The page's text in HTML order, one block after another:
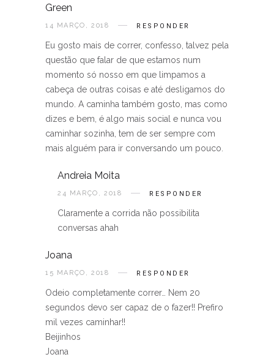
Green
14 MARÇO, 2018 RESPONDER
Eu gosto mais de correr, confesso, talvez pela
questão que falar de que estamos num
momento só nosso em que limpamos a
cabeça de outras coisas e até desligamos do
mundo. A caminha também gosto, mas como
dizes e bem, é algo mais social e nunca vou
caminhar sozinha, tem de ser sempre com
mais alguém para ir conversando um pouco.
Andreia Moita
24 MARÇO, 2018 RESPONDER
Claramente a corrida não possibilita
conversas ahah
Joana
15 MARÇO, 2018 RESPONDER
Odeio completamente correr… Nem 20
segundos devo ser capaz de o fazer!! Prefiro
mil vezes caminhar!!
Beijinhos
Joana